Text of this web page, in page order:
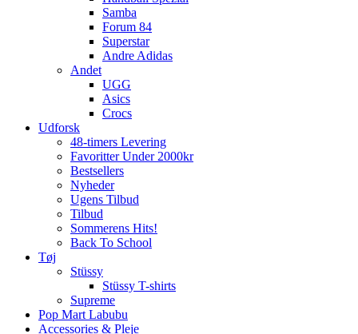
Samba
Forum 84
Superstar
Andre Adidas
Andet
UGG
Asics
Crocs
Udforsk
48-timers Levering
Favoritter Under 2000kr
Bestsellers
Nyheder
Ugens Tilbud
Tilbud
Sommerens Hits!
Back To School
Tøj
Stüssy
Stüssy T-shirts
Supreme
Pop Mart Labubu
Accessories & Pleje